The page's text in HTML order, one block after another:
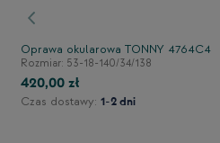
Poprzedni
Oprawa okularowa TONNY 4764C4
Rozmiar: 53-18-140/34/138
420,00 zł
Czas dostawy: 1-2 dni